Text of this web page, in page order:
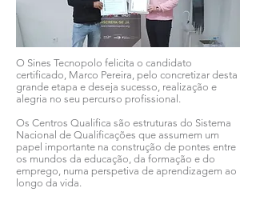
O Sines Tecnopolo felicita o candidato
certificado, Marco Pereira, pelo concretizar desta
grande etapa e deseja sucesso, realização e
alegria no seu percurso profissional.
Os Centros Qualifica são estruturas do Sistema
Nacional de Qualificações que assumem um
papel importante na construção de pontes entre
os mundos da educação, da formação e do
emprego, numa perspetiva de aprendizagem ao
longo da vida.